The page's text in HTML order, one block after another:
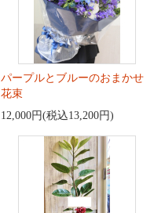
パープルとブルーのおまかせ
花束
12,000円(税込13,200円)